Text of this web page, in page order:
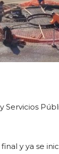
Servicios
y ya se